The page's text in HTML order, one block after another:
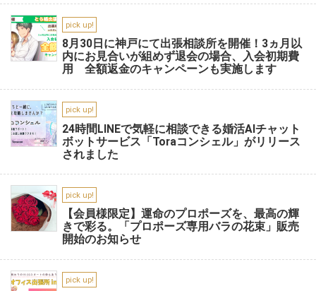
pick up!
8月30日に神戸にて出張相談所を開催！3ヵ月以
内にお見合いが組めず退会の場合、入会初期費
用 全額返金のキャンペーンも実施します
pick up!
24時間LINEで気軽に相談できる婚活AIチャット
ボットサービス「Toraコンシェル」がリリース
されました
pick up!
【会員様限定】運命のプロポーズを、最高の輝
きで彩る。「プロポーズ専用バラの花束」販売
開始のお知らせ
pick up!